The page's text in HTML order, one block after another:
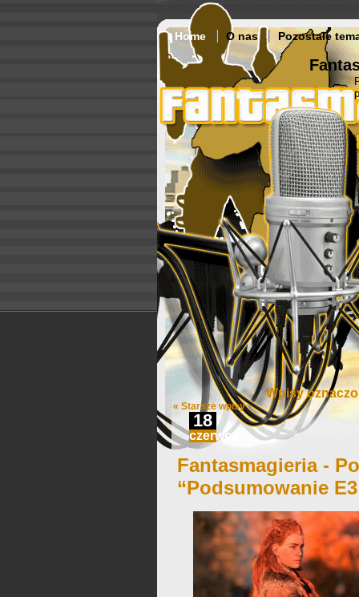
Home O nas Pozostałe
Wpisy
« Starsze wpisy
18
czerwca
Fantasmagieria -
“Podsumowanie E3